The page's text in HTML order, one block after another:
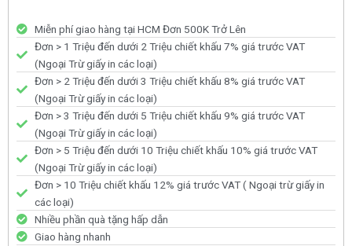
Miễn phí giao hàng tại HCM Đơn 500K Trở Lên
Đơn > 1 Triệu đến dưới 2 Triệu chiết khấu 7% giá trước VAT
(Ngoại Trừ giấy in các loại)
Đơn > 2 Triệu đến dưới 3 Triệu chiết khấu 8% giá trước VAT
(Ngoại Trừ giấy in các loại)
Đơn > 3 Triệu đến dưới 5 Triệu chiết khấu 9% giá trước VAT
(Ngoại Trừ giấy in các loại)
Đơn > 5 Triệu đến dưới 10 Triệu chiết khấu 10% giá trước VAT
(Ngoại Trừ giấy in các loại)
Đơn > 10 Triệu chiết khấu 12% giá trước VAT ( Ngoại trừ giấy in
các loại)
Nhiều phần quà tặng hấp dẫn
Giao hàng nhanh